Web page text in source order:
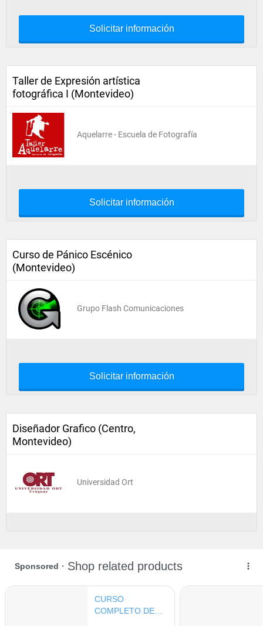
Solicitar información
Taller de Expresión artística
fotográfica I (Montevideo)
Aquelarre - Escuela de Fotografía
Solicitar información
Curso de Pánico Escénico
(Montevideo)
Grupo Flash Comunicaciones
Solicitar información
Diseñador Grafico (Centro,
Montevideo)
Universidad Ort